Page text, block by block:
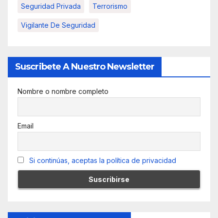
Seguridad Privada Terrorismo
Vigilante De Seguridad
Suscribete A Nuestro Newsletter
Nombre o nombre completo
Email
Si continúas, aceptas la política de privacidad